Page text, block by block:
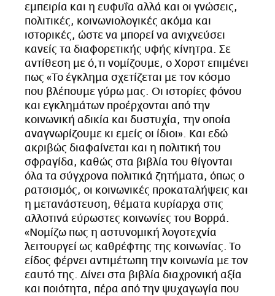
εμπειρία και η ευφυΐα αλλά και οι γνώσεις,
πολιτικές, κοινωνιολογικές ακόμα και
ιστορικές, ώστε να μπορεί να ανιχνεύσει
κανείς τα διαφορετικής υφής κίνητρα. Σε
αντίθεση με ό,τι νομίζουμε, ο Χορστ επιμένει
πως «Το έγκλημα σχετίζεται με τον κόσμο
που βλέπουμε γύρω μας. Οι ιστορίες φόνου
και εγκλημάτων προέρχονται από την
κοινωνική αδικία και δυστυχία, την οποία
αναγνωρίζουμε κι εμείς οι ίδιοι». Και εδώ
ακριβώς διαφαίνεται και η πολιτική του
σφραγίδα, καθώς στα βιβλία του θίγονται
όλα τα σύγχρονα πολιτικά ζητήματα, όπως ο
ρατσισμός, οι κοινωνικές προκαταλήψεις και
η μετανάστευση, θέματα κυρίαρχα στις
αλλοτινά εύρωστες κοινωνίες του Βορρά.
«Νομίζω πως η αστυνομική λογοτεχνία
λειτουργεί ως καθρέφτης της κοινωνίας. Το
είδος φέρνει αντιμέτωπη την κοινωνία με τον
εαυτό της. Δίνει στα βιβλία διαχρονική αξία
και ποιότητα, πέρα από την ψυχαγωγία που